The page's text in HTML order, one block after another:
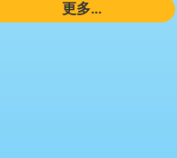
更多...